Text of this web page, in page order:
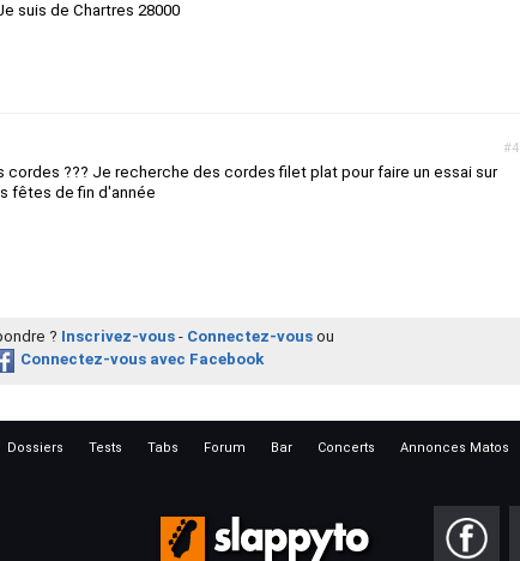
suis de Chartres 28000
#4
cordes ??? Je recherche des cordes filet plat pour faire un essai sur
fêtes de fin d'année
? Inscrivez-vous - Connectez-vous ou
Connectez-vous avec Facebook
Dossiers Tests Tabs Forum Bar Concerts Annonces Matos